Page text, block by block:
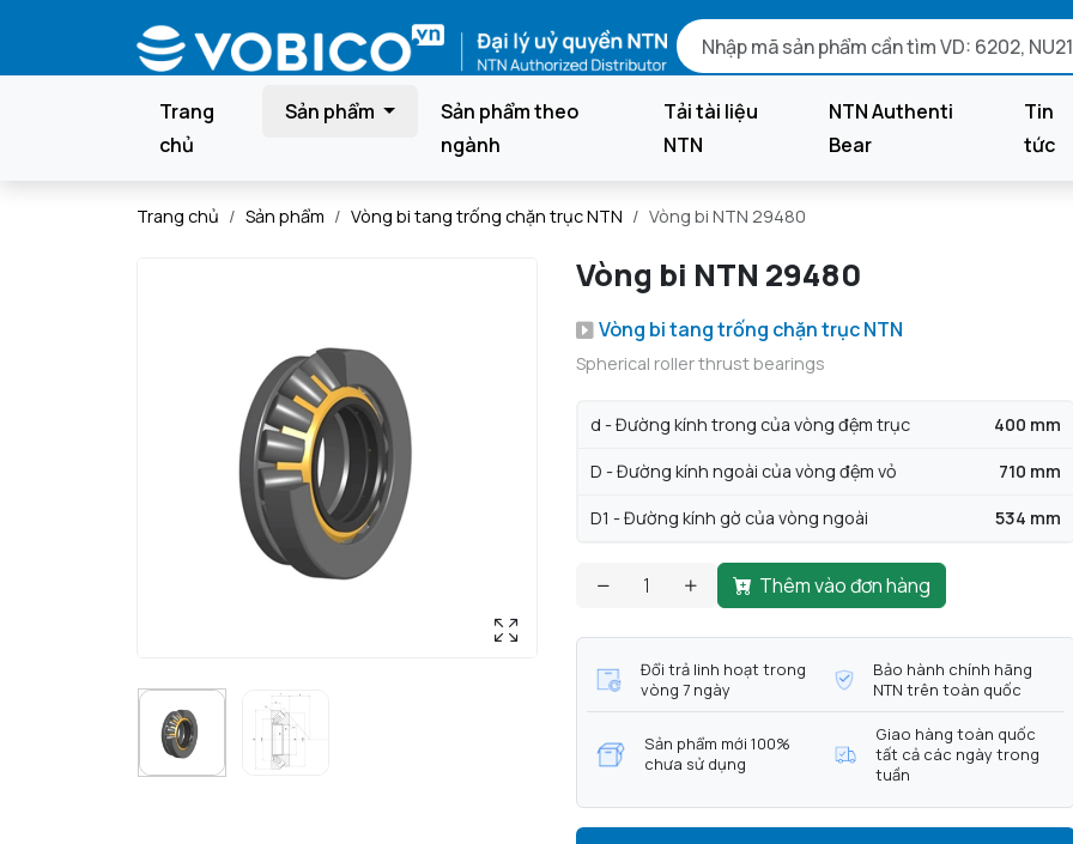
Trang
chủ
Sản phẩm
Sản phẩm theo
ngành
Tải tài liệu
NTN
NTN Authenti
Bear
Tin
tức
Trang chủ Sản phẩm Vòng bi tang trống chặn trục NTN Vòng bi NTN 29480
Vòng bi NTN 29480
Vòng bi tang trống chặn trục NTN
Spherical roller thrust bearings
d - Đường kính trong của vòng đệm trục 400 mm
D - Đường kính ngoài của vòng đệm vỏ 710 mm
D1 - Đường kính gờ của vòng ngoài 534 mm
Thêm vào đơn hàng
Đổi trả linh hoạt trong
vòng 7 ngày
Bảo hành chính hãng
NTN trên toàn quốc
Sản phẩm mới 100%
chưa sử dụng
Giao hàng toàn quốc
tất cả các ngày trong
tuần